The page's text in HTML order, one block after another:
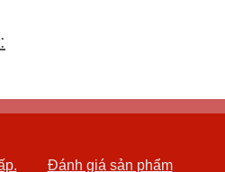
:
Đánh giá sản phẩm